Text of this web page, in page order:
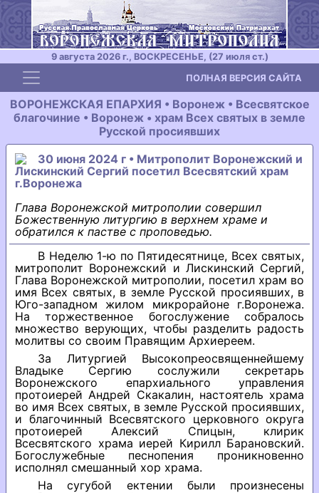
9 августа 2026 г., ВОСКРЕСЕНЬЕ, (27 июля ст.)
Toggle navigation ПОЛНАЯ ВЕРСИЯ САЙТА
ВОРОНЕЖСКАЯ ЕПАРХИЯ • Воронеж • Всесвятское
благочиние • Воронеж • храм Всех святых в земле
Русской просиявших
30 июня 2024 г • Митрополит Воронежский и
Лискинский Сергий посетил Всесвятский храм
г.Воронежа
Глава Воронежской митрополии совершил
Божественную литургию в верхнем храме и
обратился к пастве с проповедью.
В Неделю 1-ю по Пятидесятнице, Всех святых,
митрополит Воронежский и Лискинский Сергий,
Глава Воронежской митрополии, посетил храм во
имя Всех святых, в земле Русской просиявших, в
Юго-западном жилом микрорайоне г.Воронежа.
На торжественное богослужение собралось
множество верующих, чтобы разделить радость
молитвы со своим Правящим Архиереем.
За Литургией Высокопреосвященнейшему
Владыке Сергию сослужили секретарь
Воронежского епархиального управления
протоиерей Андрей Скакалин, настоятель храма
во имя Всех святых, в земле Русской просиявших,
и благочинный Всесвятского церковного округа
протоиерей Алексий Спицын, клирик
Всесвятского храма иерей Кирилл Барановский.
Богослужебные песнопения проникновенно
исполнял смешанный хор храма.
На сугубой ектении были произнесены